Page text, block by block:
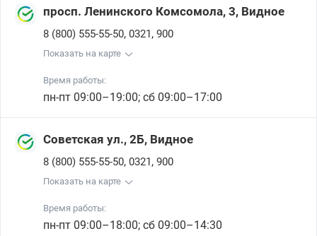
просп. Ленинского Комсомола, 3, Видное
8 (800) 555-55-50, 0321, 900
Показать на карте
Время работы:
пн-пт 09:00–19:00; сб 09:00–17:00
Советская ул., 2Б, Видное
8 (800) 555-55-50, 0321, 900
Показать на карте
Время работы:
пн-пт 09:00–18:00; сб 09:00–14:30